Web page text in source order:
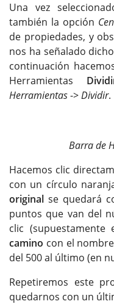
Una vez
también la opción
de propiedades, y
nos ha señalado
continuación
Herramientas
Herramientas->Dividir.
Barra de
Hacemos clic
con un círculo
original se quedará
puntos que van del
clic (supuestamente
camino con el nombre
del 500 al último (en
Repetiremos este
quedarnos con un